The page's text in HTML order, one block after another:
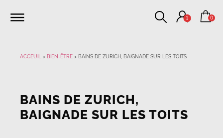
1 0
ACCEUIL > BIEN-ÊTRE > BAINS DE ZURICH, BAIGNADE SUR LES TOITS
BAINS DE ZURICH,
BAIGNADE SUR LES TOITS